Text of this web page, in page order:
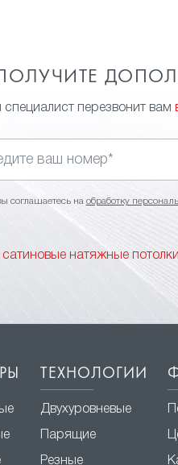
перезвонит вам
соглашаетесь на обработку
сатиновые натяжные
ТЕХНОЛОГИИ
Двухуровневые
Парящие
Резные